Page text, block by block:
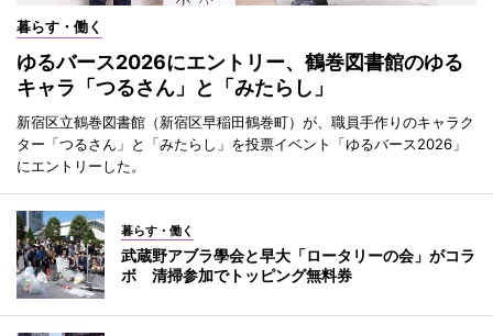
暮らす・働く
ゆるバース2026にエントリー、鶴巻図書館のゆる
キャラ「つるさん」と「みたらし」
新宿区立鶴巻図書館（新宿区早稲田鶴巻町）が、職員手作りのキャラク
ター「つるさん」と「みたらし」を投票イベント「ゆるバース2026」
にエントリーした。
暮らす・働く
武蔵野アブラ學会と早大「ロータリーの会」がコラ
ボ 清掃参加でトッピング無料券